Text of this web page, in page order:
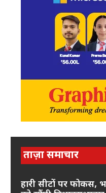
ताज़ा समाचार
हारी सीटों पर फोकस,